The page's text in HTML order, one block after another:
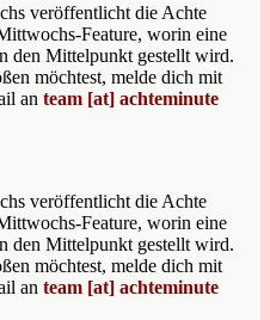
veröffentlicht die Achte
Feature, worin eine
den Mittelpunkt gestellt wird.
möchtest, melde dich mit
an team [at] achteminute
veröffentlicht die Achte
Feature, worin eine
den Mittelpunkt gestellt wird.
möchtest, melde dich mit
an team [at] achteminute